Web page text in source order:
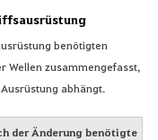
benötigten
Wellen zusammengefasst,
abhängt.
der Änderung benötigte